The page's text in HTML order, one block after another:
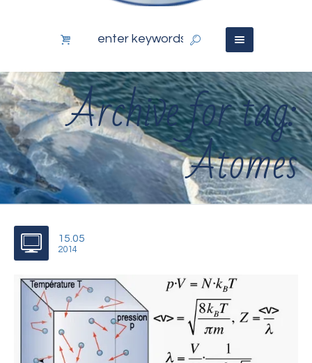
Archive for tag:
Atomes
15.05
2014